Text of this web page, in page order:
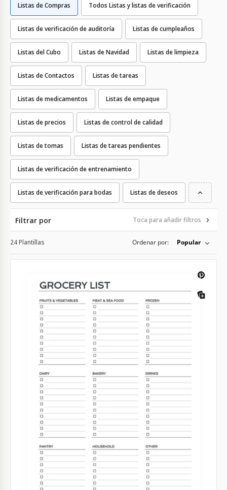
Todos Listas y listas de verificación
Listas de verificación de auditoría Listas de cumpleaños
Listas del Cubo Listas de Navidad Listas de limpieza
Listas de Contactos
Listas de Compras
Listas de tareas
Listas de medicamentos Listas de empaque
Listas de precios Listas de control de calidad
Listas de tomas Listas de tareas pendientes
Listas de verificación de entrenamiento
Listas de verificación para bodas Listas de deseos
Filtrar por Toca para añadir filtros
24 Plantillas Ordenar por: Popular